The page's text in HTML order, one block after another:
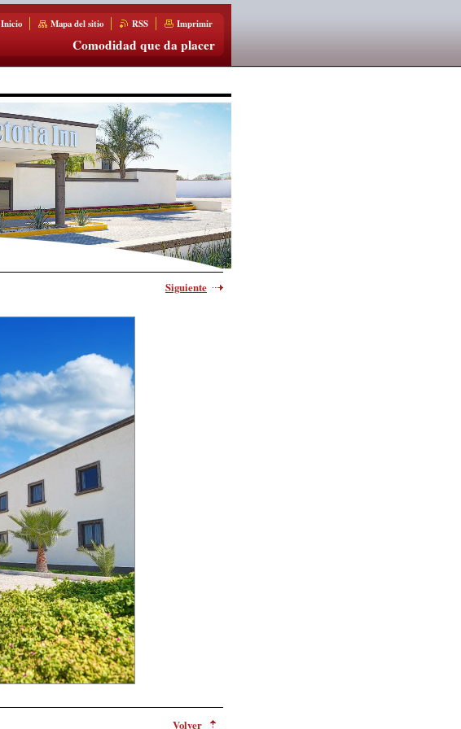
Inicio Mapa del sitio RSS Imprimir
Comodidad que da placer
Siguiente
Volver